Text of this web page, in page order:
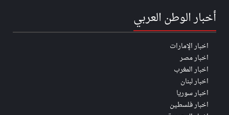
أخبار الوطن العربي
اخبار الإمارات
اخبار مصر
اخبار المغرب
اخبار لبنان
اخبار سوريا
اخبار فلسطين